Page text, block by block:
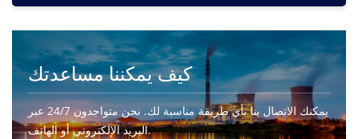
كيف يمكننا مساعدتك
يمكنك الاتصال بنا بأي طريقة مناسبة لك. نحن متواجدون 24/7 عبر
البريد الإلكتروني أو الهاتف.